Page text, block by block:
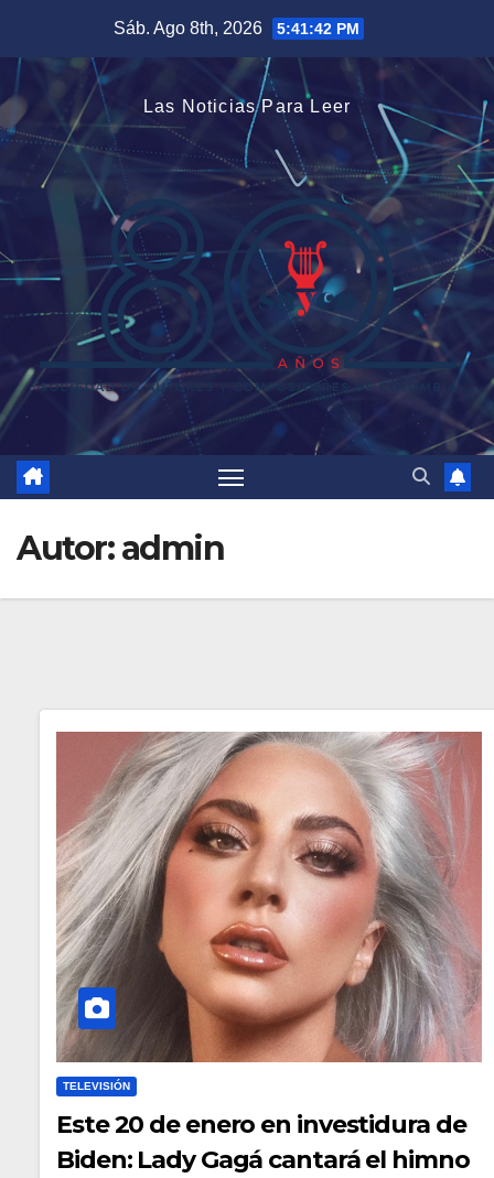
contenido
Sáb. Ago 8th, 2026 5:41:43 PM
Las Noticias Para Leer
Autor:admin
TELEVISIÓN
Este 20 de enero en investidura de
Biden: Lady Gagá cantará el himno